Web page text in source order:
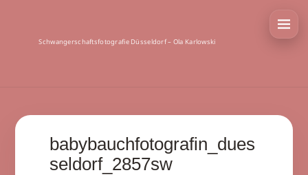
Schwangerschaftsfotografie Düsseldorf – Ola Karlowski
babybauchfotografin_dues
seldorf_2857sw